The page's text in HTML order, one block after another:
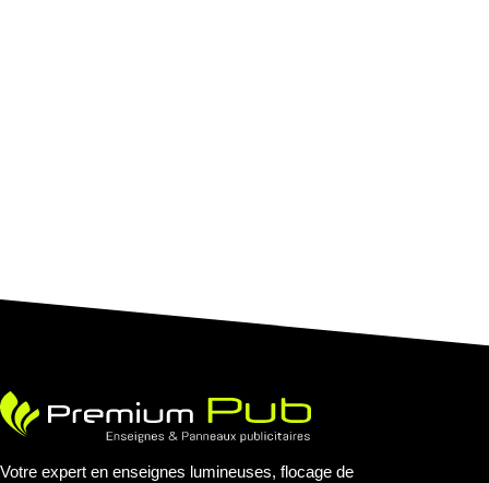
Votre expert en enseignes lumineuses, flocage de